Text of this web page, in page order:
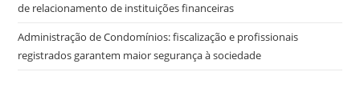
de relacionamento de instituições financeiras
Administração de Condomínios: fiscalização e profissionais
registrados garantem maior segurança à sociedade